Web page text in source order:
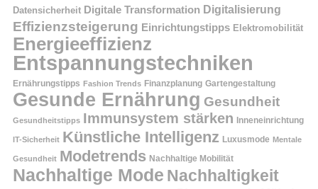
Datensicherheit Digitale Transformation Digitalisierung
Effizienzsteigerung Einrichtungstipps Elektromobilität
Energieeffizienz
Entspannungstechniken
Ernährungstipps Fashion Trends Finanzplanung Gartengestaltung
Gesunde Ernährung Gesundheit
Gesundheitstipps Immunsystem stärken Inneneinrichtung
IT-Sicherheit Künstliche Intelligenz Luxusmode Mentale
Gesundheit Modetrends Nachhaltige Mobilität
Nachhaltige Mode Nachhaltigkeit